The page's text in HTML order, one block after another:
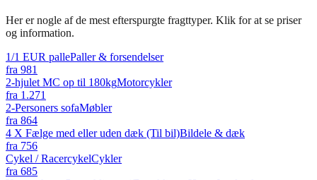
Her er nogle af de mest efterspurgte fragttyper. Klik for at se priser
og information.
1/1 EUR pallePaller & forsendelser
fra 981
2-hjulet MC op til 180kgMotorcykler
fra 1.271
2-Personers sofaMøbler
fra 864
4 X Fælge med eller uden dæk (Til bil)Bildele & dæk
fra 756
Cykel / RacercykelCykler
fra 685